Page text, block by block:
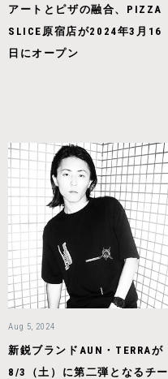
アートとピザの融合、PIZZA
SLICE原宿店が2024年3月16
日にオープン
Aug 5, 2024
新鋭ブランドAUN・TERRAが
8/3（土）に第二弾となるチー